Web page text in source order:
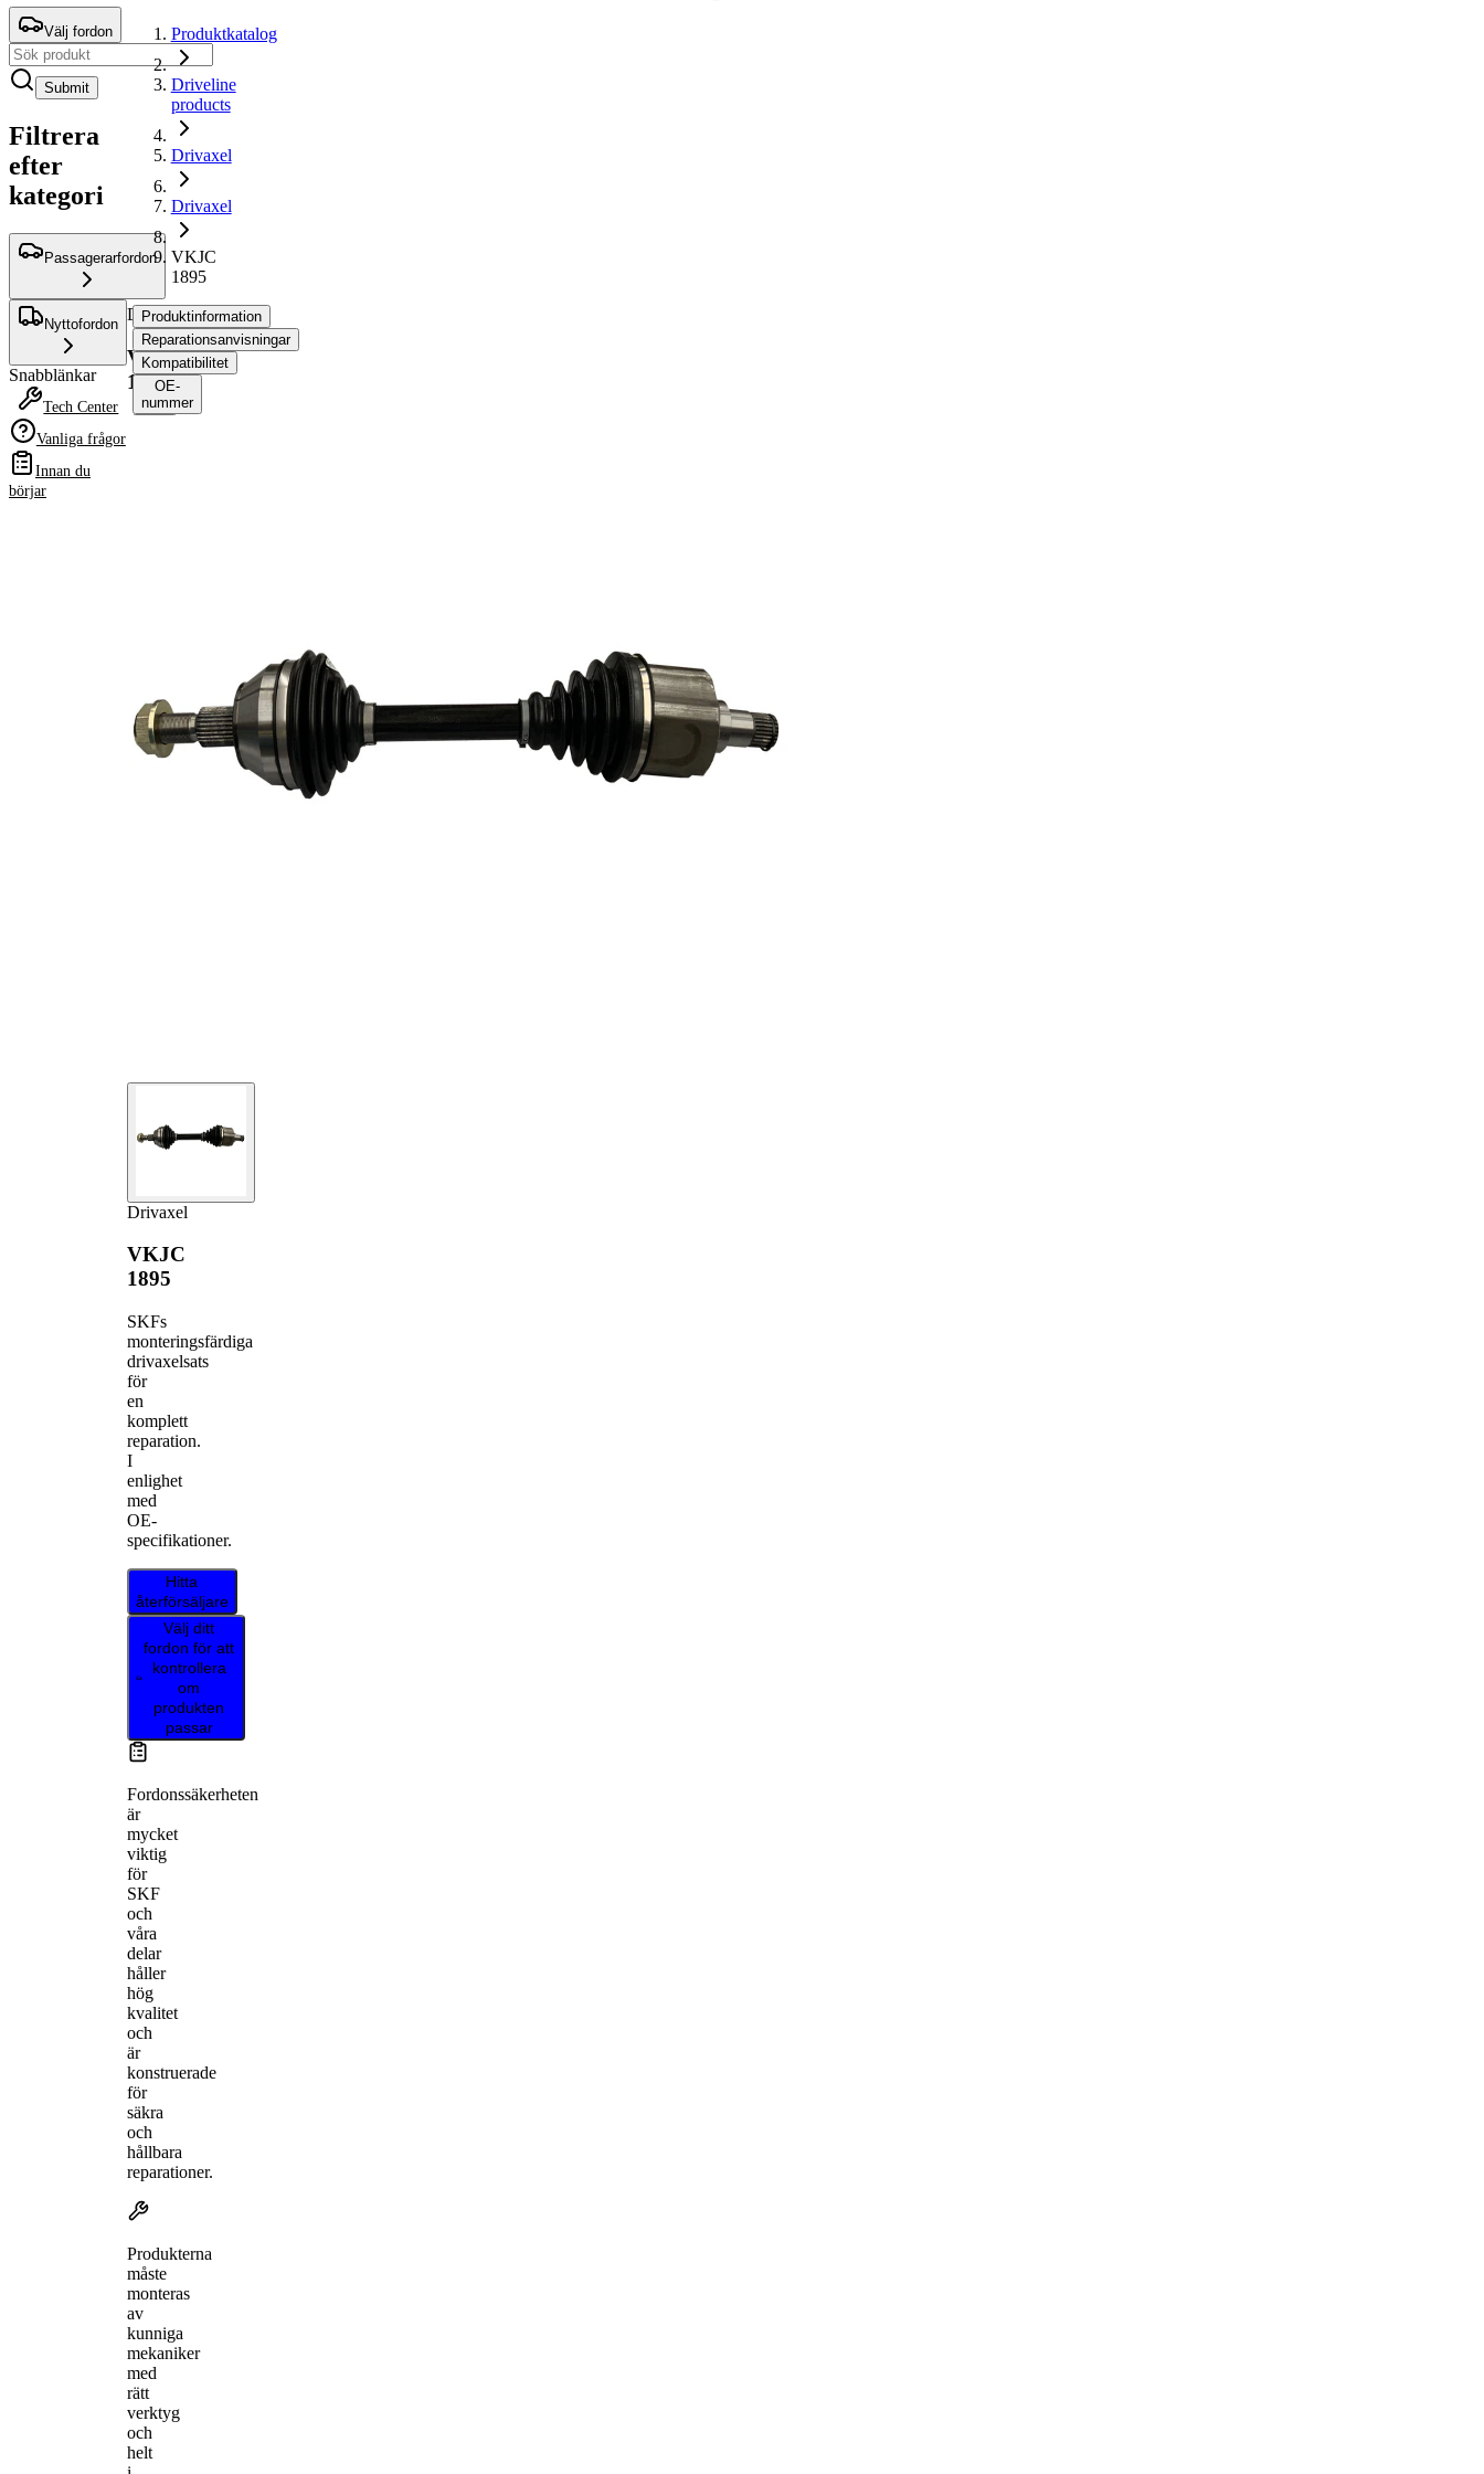
Välj fordon
Submit
Filtrera
efter
kategori
Passagerarfordon
Nyttofordon
Snabblänkar
Tech Center
Vanliga frågor
Innan du
börjar
Produktkatalog
Driveline
products
Drivaxel
Drivaxel
VKJC
1895
Drivaxel
VKJC
1895
Drivaxel
VKJC
1895
SKFs
monteringsfärdiga
drivaxelsats
för
en
komplett
reparation.
I
enlighet
med
OE-
specifikationer.
Hitta
återförsäljare
Välj ditt
fordon för att
kontrollera
om
produkten
passar
Fordonssäkerheten
är
mycket
viktig
för
SKF
och
våra
delar
håller
hög
kvalitet
och
är
konstruerade
för
säkra
och
hållbara
reparationer.
Produkterna
måste
monteras
av
kunniga
mekaniker
med
rätt
verktyg
och
helt
Produktinformation
Reparationsanvisningar
Kompatibilitet
OE-
nummer
tätningsring
62 mm
Material
TPE
(termoelastisk
elastomer)
61 mm